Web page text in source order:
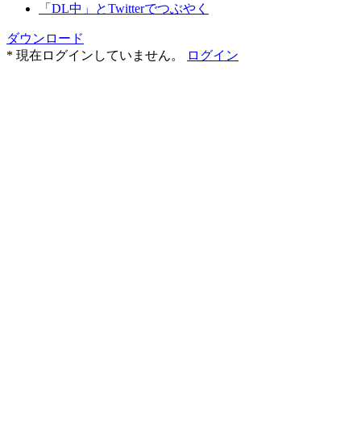
「DL中」とTwitterでつぶやく
ダウンロード
* 現在ログインしていません。
ログイン